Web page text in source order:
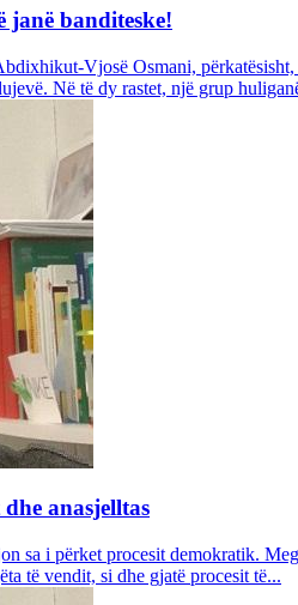
banditeske!
Vjosë Osmani,
Në të dy rastet, një grup
anasjelltas
sa i përket procesit demokratik.
të vendit, si dhe gjatë procesit të...